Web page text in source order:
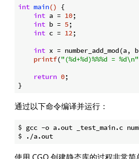
int main()
{
int a = 10;
int b = 5;
int c = 12 ;
int x = number_add_mod(a,
printf("(%d+%d)%%%d = %d\n"
return 0;
通过以下命令编译并运行：
$ gcc -o a.out _test_main.c
使用 CGO 创建静态库的过程非常简